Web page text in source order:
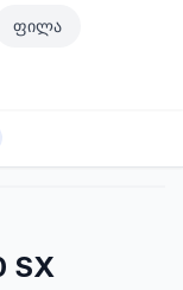
ფილა
SX